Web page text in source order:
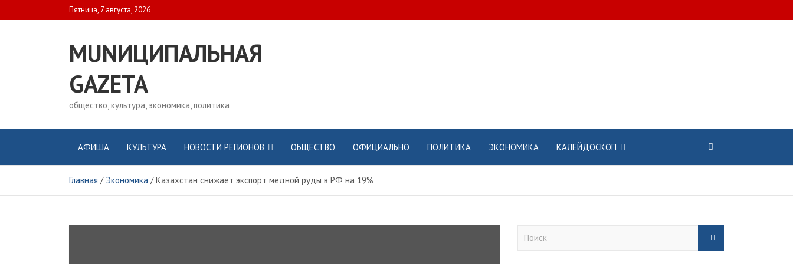
to
Пятница, 7 августа, 2026
MUNИЦИПАЛЬНАЯ
GAZЕТА
общество, культура, экономика, политика
АФИША КУЛЬТУРА НОВОСТИ РЕГИОНОВ ОБЩЕСТВО ОФИЦИАЛЬНО ПОЛИТИКА ЭКОНОМИКА КАЛЕЙДОСКОП
Главная Экономика Казахстан снижает экспорт медной руды в РФ на 19%